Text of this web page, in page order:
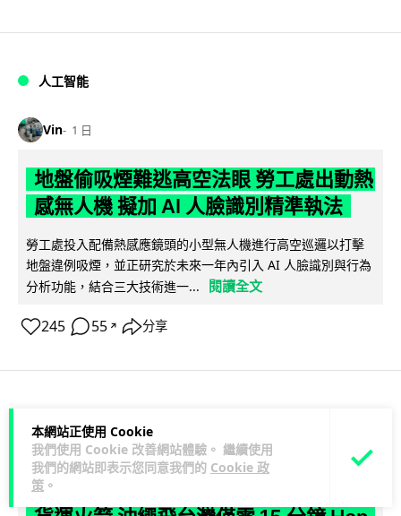
本網站正使用 Cookie
我們使用 Cookie 改善網站體驗。 繼續使用
我們的網站即表示您同意我們的 Cookie 政
策 。
人工智能
Vin 1 日
地盤偷吸煙難逃高空法眼 勞工處出動熱
感無人機 擬加 AI 人臉識別精準執法
勞工處投入配備熱感應鏡頭的小型無人機進行高空巡邏以打擊
地盤違例吸煙，並正研究於未來一年內引入 AI 人臉識別與行為
分析功能，結合三大技術進一...
閱讀全文
245 55 ↗ 分享
Lawton 1 日